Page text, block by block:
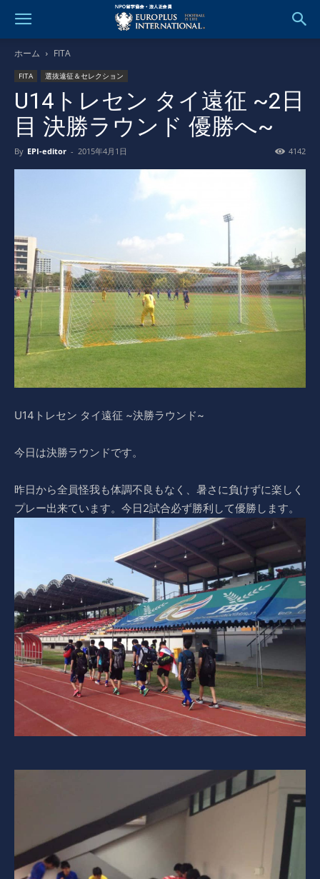
ホーム FITA
FITA 選抜遠征＆セレクション
U14トレセン タイ遠征 ~2日
目 決勝ラウンド 優勝へ~
By EPI-editor - 2015年4月1日 4142
U14トレセン タイ遠征 ~決勝ラウンド~
今日は決勝ラウンドです。
昨日から全員怪我も体調不良もなく、暑さに負けずに楽しく
プレー出来ています。今日2試合必ず勝利して優勝します。